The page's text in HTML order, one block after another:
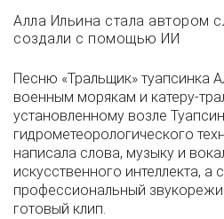
Алла Ильина стала автором
создали с помощью ИИ
Песню «Тральщик» туапсинка
военным морякам и катеру-
установленному возле
гидрометеорологического
написала слова, музыку и
искусственного интеллекта, а
профессиональный
готовый клип.